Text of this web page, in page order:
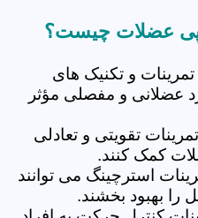
عضلات چیست؟
و تکنیک های
عضلانی و مفصلی مؤثر
تقویتی و تعادلی
کمک کنند.
استرچینگ می توانند
بهبود بخشند.